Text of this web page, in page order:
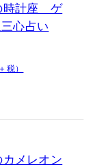
時計座 ゲ
心占い
税）
メレオン